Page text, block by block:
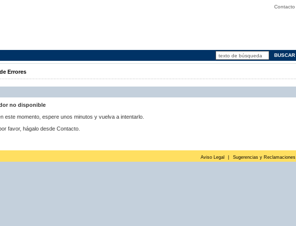
Contacto
Errores
no disponible
este momento, espere unos minutos y vuelva a intentarlo.
favor, hágalo desde Contacto.
Aviso Legal Sugerencias y Reclamaciones